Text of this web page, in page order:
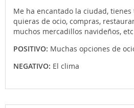
Me ha encantado la ciudad,
quieras de ocio, compras,
muchos mercadillos navideños, etc
POSITIVO: Muchas opciones de
NEGATIVO: El clima